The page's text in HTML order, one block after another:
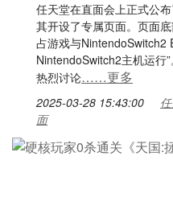
任天堂在直面会上正式公
其开设了专属页面。页面
占游戏与NintendoSwitch2
NintendoSwitch2主机运行
热烈讨论……更多
2025-03-28 15:43:00
面